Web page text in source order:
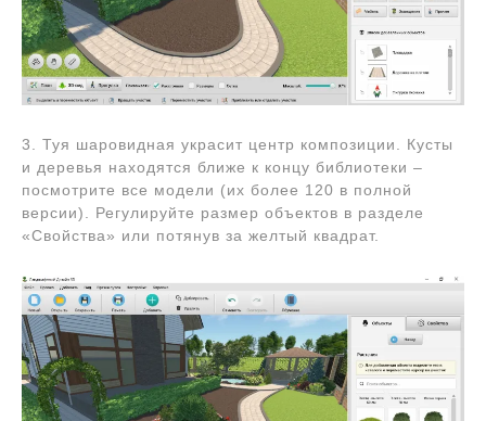
3. Туя шаровидная украсит центр композиции. Кусты
и деревья находятся ближе к концу библиотеки –
посмотрите все модели (их более 120 в полной
версии). Регулируйте размер объектов в разделе
«Свойства» или потянув за желтый квадрат.